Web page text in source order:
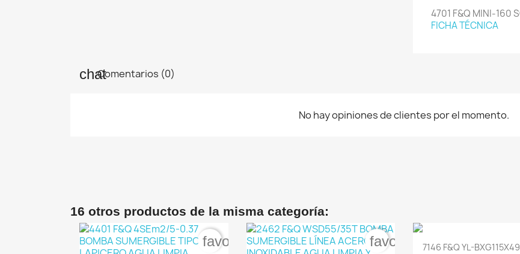
4701 F&Q MINI-160
FICHA TÉCNICA
Comentarios (0)
No hay opiniones de clientes por el momento.
16 otros productos de la misma categoría:
favorite_border favorite_border
 Vista rápida
7146 F&Q YL-